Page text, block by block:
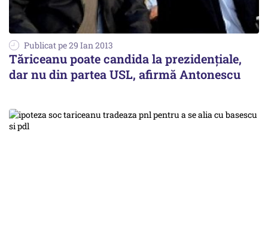
Publicat pe 29 Ian 2013
Tăriceanu poate candida la prezidenţiale,
dar nu din partea USL, afirmă Antonescu